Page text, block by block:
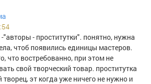
-"авторы - проститутки". понятно, нужна
чтоб появились единицы мастеров.
что востребованно, при этом не
свой творческий товар. проститутка
эт когда уже ничего не нужно и